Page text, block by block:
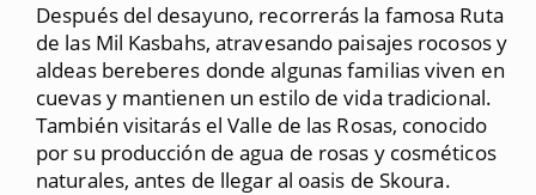
Después del desayuno, recorrerás la famosa Ruta
de las Mil Kasbahs, atravesando paisajes rocosos y
aldeas bereberes donde algunas familias viven en
cuevas y mantienen un estilo de vida tradicional.
También visitarás el Valle de las Rosas, conocido
por su producción de agua de rosas y cosméticos
naturales, antes de llegar al oasis de Skoura.